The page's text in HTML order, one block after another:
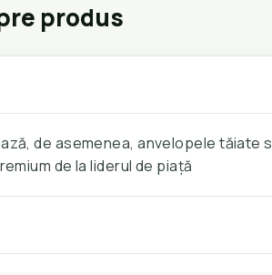
produs
de asemenea, anvelopele tăiate
de la liderul de piață